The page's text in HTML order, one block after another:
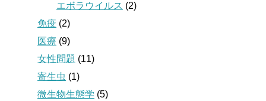
エボラウイルス (2)
免疫 (2)
医療 (9)
女性問題 (11)
寄生虫 (1)
微生物生態学 (5)